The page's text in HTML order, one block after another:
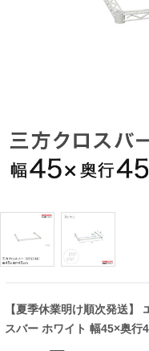
【夏季休業明け順次発送】
スバー ホワイト 幅45×奥